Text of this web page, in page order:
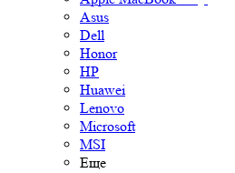
Asus
Dell
Honor
HP
Huawei
Lenovo
Microsoft
MSI
Еще